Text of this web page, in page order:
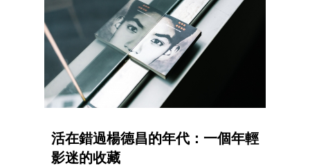
活在錯過楊德昌的年代：一個年輕
影迷的收藏